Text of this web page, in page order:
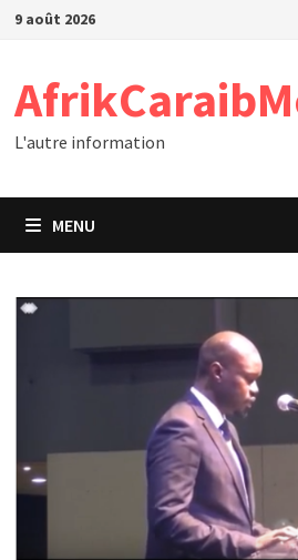
Passer
9 août 2026
L'autre information
MENU